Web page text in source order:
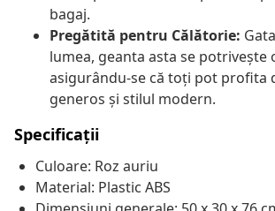
bagaj.
Pregătită pentru Călătorie:
lumea, geanta asta se potrivește
asigurându-se că toți pot profita
generos și stilul modern.
Specificații
Culoare: Roz auriu
Material: Plastic ABS